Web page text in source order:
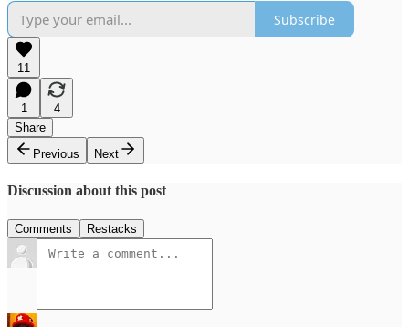
Subscribe
11
1
4
Share
Previous
Next
Discussion about this post
Comments Restacks